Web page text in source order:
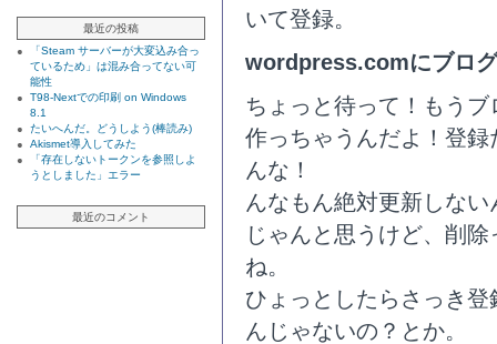
いて登録。
wordpress.comにブロ
ちょっと待って！もう
作っちゃうんだよ！登
んな！
んなもん絶対更新しな
じゃんと思うけど、削
ね。
ひょっとしたらさっき
んじゃないの？とか。
最近の投稿
「Steam サーバーが大変込み合っ
ているため」は混み合ってない可
能性
T98-Nextでの印刷 on Windows
8.1
たいへんだ。どうしよう(棒読み)
Akismet導入してみた
「存在しないトークンを参照しよ
うとしました」エラー
最近のコメント